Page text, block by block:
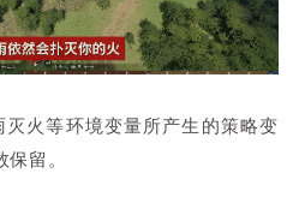
火等环境变量所产生的策略变
留。